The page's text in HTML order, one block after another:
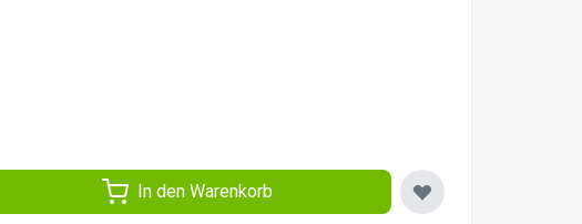
In den Warenkorb